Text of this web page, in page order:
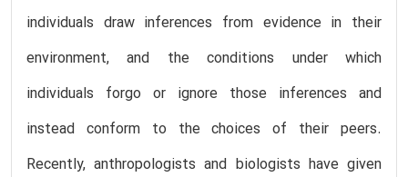
individuals draw inferences from evidence in their
environment, and the conditions under which
individuals forgo or ignore those inferences and
instead conform to the choices of their peers.
Recently, anthropologists and biologists have given